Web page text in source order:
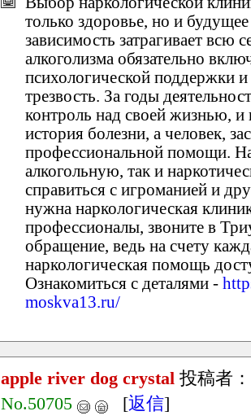
только здоровье, но и
зависимость затрагивает
алкоголизма обязательно
психологической поддержки
трезвость. За годы
контроль над своей жизнью,
история болезни, а человек,
профессиональной помощи.
алкогольную, так и
справиться с игроманией и
нужна наркологическая
профессионалы, звоните в
обращение, ведь на счету
наркологическая помощь
Ознакомиться с деталями -
moskva13.ru/
apple river dog crystal 投稿者：
No.50705
[返信]